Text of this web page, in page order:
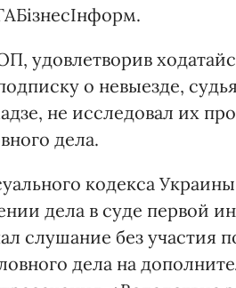
удовлетворив
о невыезде,
не исследовал их
дела.
кодекса
дела в суде первой
слушание без участия
дела на